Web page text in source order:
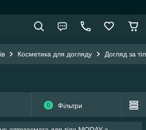
Косметика для догляду Догляд за
0 Фільтри